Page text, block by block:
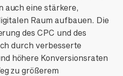
auch eine stärkere,
Raum aufbauen. Die
des CPC und des
durch verbesserte
höhere Konversionsraten
zu größerem